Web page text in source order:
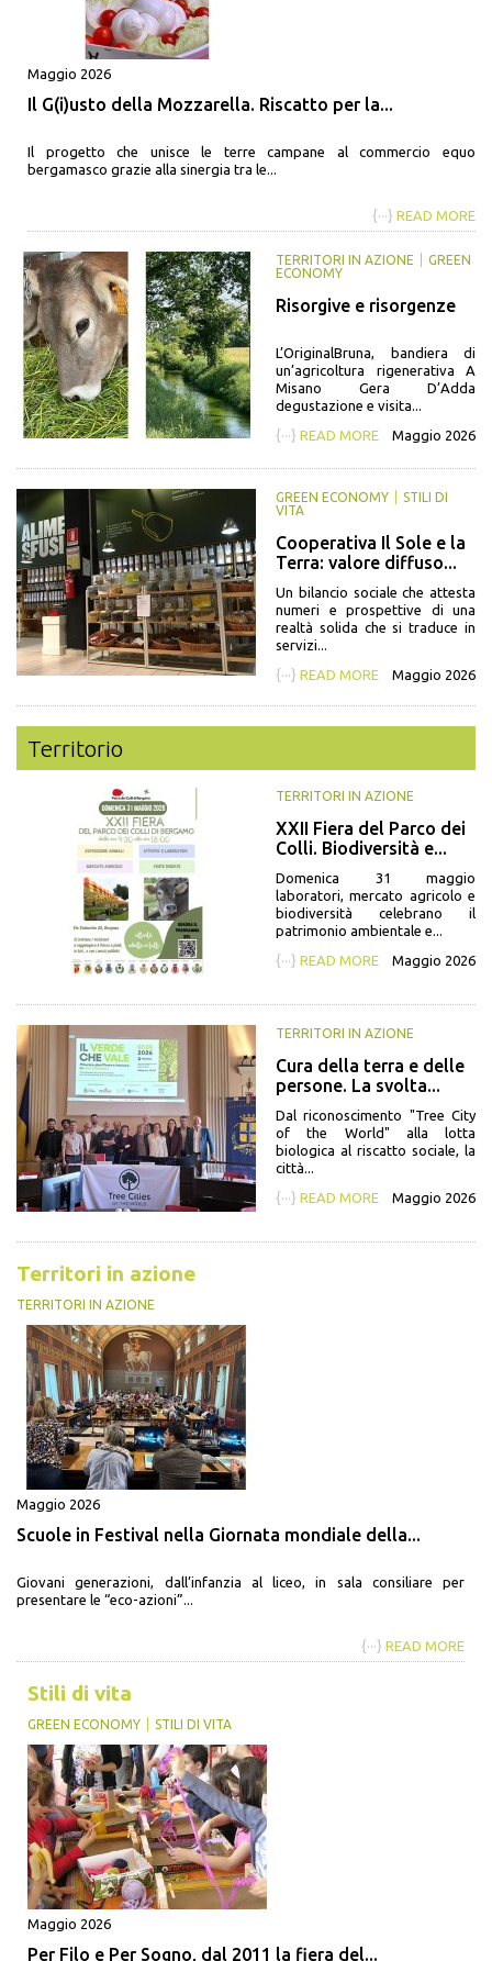
Maggio 2026
Il G(i)usto della Mozzarella. Riscatto per la...
Il progetto che unisce le terre campane al commercio equo
bergamasco grazie alla sinergia tra le...
{···} READ MORE
TERRITORI IN AZIONE
GREEN
ECONOMY
Risorgive e risorgenze
L’OriginalBruna, bandiera di
un’agricoltura rigenerativa A
Misano Gera D’Adda
degustazione e visita...
{···} READ MORE Maggio 2026
GREEN ECONOMY
STILI DI
VITA
Cooperativa Il Sole e la
Terra: valore diffuso...
Un bilancio sociale che attesta
numeri e prospettive di una
realtà solida che si traduce in
servizi...
{···} READ MORE Maggio 2026
Territorio
TERRITORI IN AZIONE
XXII Fiera del Parco dei
Colli. Biodiversità e...
Domenica 31 maggio
laboratori, mercato agricolo e
biodiversità celebrano il
patrimonio ambientale e...
{···} READ MORE Maggio 2026
TERRITORI IN AZIONE
Cura della terra e delle
persone. La svolta...
Dal riconoscimento "Tree City
of the World" alla lotta
biologica al riscatto sociale, la
città...
{···} READ MORE Maggio 2026
Territori in azione
TERRITORI IN AZIONE
Maggio 2026
Scuole in Festival nella Giornata mondiale della...
Giovani generazioni, dall’infanzia al liceo, in sala consiliare per
presentare le “eco-azioni”...
{···} READ MORE
Stili di vita
GREEN ECONOMY STILI DI VITA
Maggio 2026
Per Filo e Per Sogno, dal 2011 la fiera del...